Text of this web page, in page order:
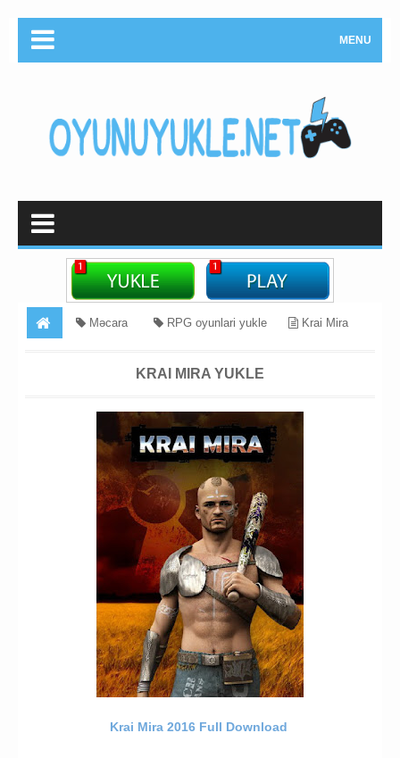
MENU
Məcara RPG oyunlari yukle Krai Mira
KRAI MIRA YUKLE
Krai Mira 2016 Full Download